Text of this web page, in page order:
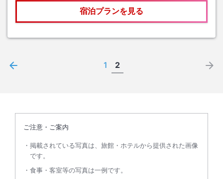
宿泊プランを見る
1 2
ご注意・ご案内
掲載されている写真は、旅館・ホテルから提供された画像
です。
食事・客室等の写真は一例です。